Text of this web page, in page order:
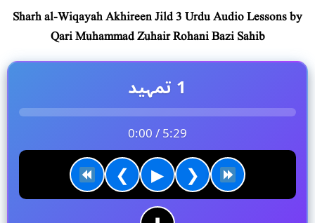
Sharh al-Wiqayah Akhireen Jild 3 Urdu Audio Lessons by
Qari Muhammad Zuhair Rohani Bazi Sahib
1 تمہید
0:00 / 5:29
❮ ▶ ❯